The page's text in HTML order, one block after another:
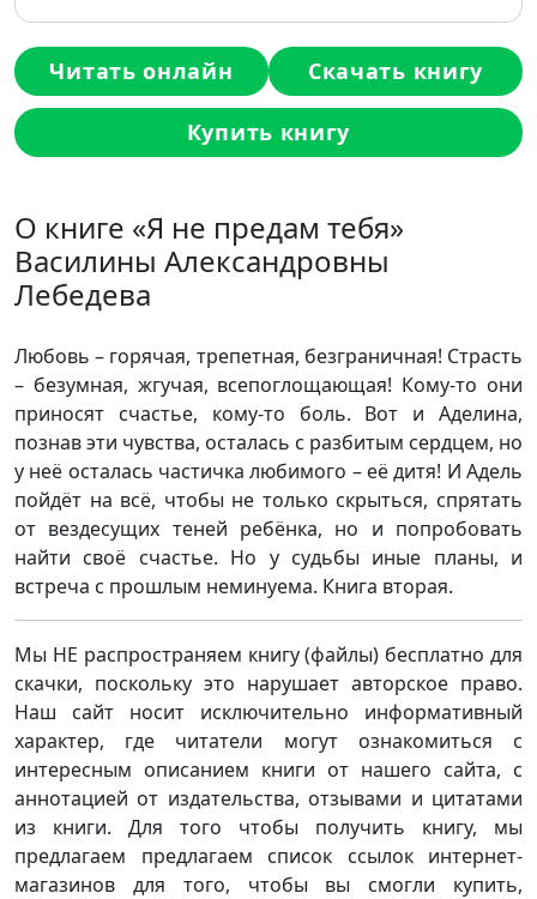
Читать онлайн Скачать книгу
Купить книгу
О книге «Я не предам тебя»
Василины Александровны
Лебедева
Любовь – горячая, трепетная, безграничная! Страсть
– безумная, жгучая, всепоглощающая! Кому-то они
приносят счастье, кому-то боль. Вот и Аделина,
познав эти чувства, осталась с разбитым сердцем, но
у неё осталась частичка любимого – её дитя! И Адель
пойдёт на всё, чтобы не только скрыться, спрятать
от вездесущих теней ребёнка, но и попробовать
найти своё счастье. Но у судьбы иные планы, и
встреча с прошлым неминуема. Книга вторая.
Мы НЕ распространяем книгу (файлы) бесплатно для
скачки, поскольку это нарушает авторское право.
Наш сайт носит исключительно информативный
характер, где читатели могут ознакомиться с
интересным описанием книги от нашего сайта, с
аннотацией от издательства, отзывами и цитатами
из книги. Для того чтобы получить книгу, мы
предлагаем предлагаем список ссылок интернет-
магазинов для того, чтобы вы смогли купить,